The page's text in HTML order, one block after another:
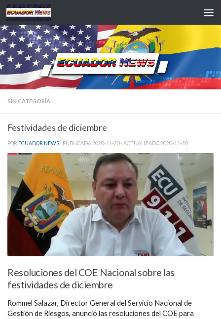
Saltar al contenido
SIN CATEGORÍA
Festividades de diciembre
POR ECUADOR NEWS · PUBLICADA2020-11-20 · ACTUALIZADO2020-11-20
Resoluciones del COE Nacional sobre las
festividades de diciembre
Rommel Salazar, Director General del Servicio Nacional de
Gestión de Riesgos, anunció las resoluciones del COE para